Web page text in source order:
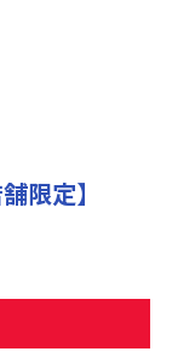
限定】